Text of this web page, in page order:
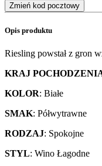
Zmień kod pocztowy
Opis produktu
Riesling powstał z gron
KRAJ
KOLOR: Białe
SMAK: Półwytrawne
RODZAJ: Spokojne
STYL: Wino Łagodne